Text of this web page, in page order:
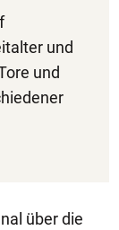
und
und
über die